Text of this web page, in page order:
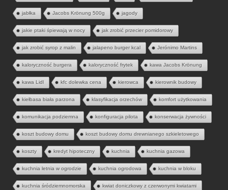
jabłka Jacobs Krönung 500g jagody
jakie ptaki śpiewają w nocy jak zrobić przecier pomidorowy
jak zrobić syrop z malin jalapeno burger kcal Jerónimo Martins
kaloryczność burgera kaloryczność frytek kawa Jacobs Krönung
kawa Lidl kfc dolewka cena kierowca kierownik budowy
kiełbasa biała parzona klasyfikacja orzechów komfort użytkowania
komunikacja podziemna konfiguracja pilota konserwacja żywności
koszt budowy domu koszt budowy domu drewnianego szkieletowego
koszty kredyt hipoteczny kuchnia kuchnia gazowa
kuchnia letnia w ogrodzie kuchnia ogrodowa kuchnia w bloku
kuchnia śródziemnomorska kwiat doniczkowy z czerwonymi kwiatami